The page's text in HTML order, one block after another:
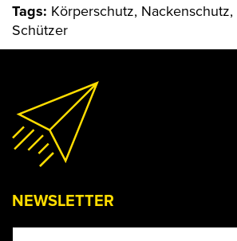
Tags: Körperschutz,
Schützer
NEWSLETTER